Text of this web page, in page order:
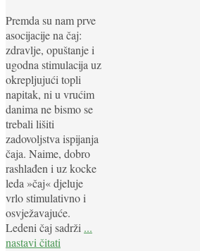
Premda su nam prve
asocijacije na čaj:
zdravlje, opuštanje i
ugodna stimulacija uz
okrepljujući topli
napitak, ni u vrućim
danima ne bismo se
trebali lišiti
zadovoljstva ispijanja
čaja. Naime, dobro
rashlađen i uz kocke
leda »čaj« djeluje
vrlo stimulativno i
osvježavajuće.
Ledeni čaj sadrži ...
nastavi čitati